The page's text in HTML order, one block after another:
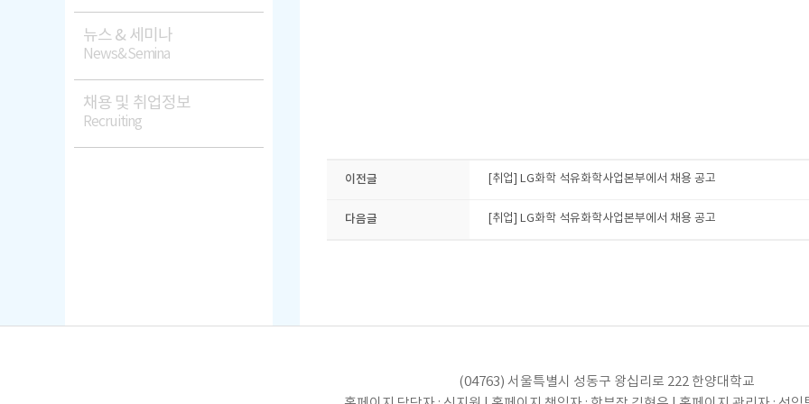
뉴스 & 세미나
News&Semina
채용 및 취업정보
Recruiting
이전글 [취업] LG화학 석유화학사업본부에서 채용 공고
다음글 [취업] LG화학 석유화학사업본부에서 채용 공고
(04763) 서울특별시 성동구 왕십리로 222 한양대학교